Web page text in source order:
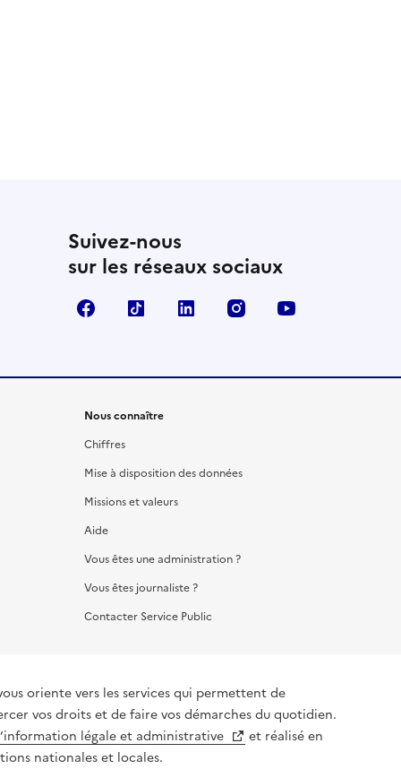
Suivez-nous
sur les réseaux sociaux
FacebookTikTok LinkedIn Instagram
Nous connaître
Chiffres
Mise à disposition des données
Missions et valeurs
Aide
Vous êtes une administration ?
Vous êtes journaliste ?
Contacter Service Public
oriente vers les services qui permettent de
vos droits et de faire vos démarches du quotidien.
légale et administrative
et réalisé en
nationales et locales.